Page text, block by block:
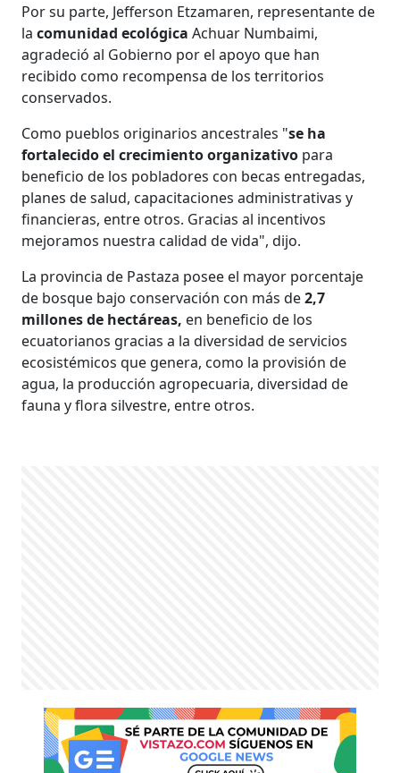
Por su parte, Jefferson Etzamaren, representante de
lacomunidad ecológica Achuar Numbaimi,
agradeció al Gobierno por el apoyo que han
recibido como recompensa de los territorios
conservados.
Como pueblos originarios ancestrales "se ha
fortalecido el crecimiento organizativo para
beneficio de los pobladores con becas entregadas,
planes de salud, capacitaciones administrativas y
financieras, entre otros. Gracias al incentivos
mejoramos nuestra calidad de vida", dijo.
La provincia de Pastaza posee el mayor porcentaje
de bosque bajo conservación con más de2,7
millones de hectáreas, en beneficio de los
ecuatorianos gracias a la diversidad de servicios
ecosistémicos que genera, como la provisión de
agua, la producción agropecuaria, diversidad de
fauna y flora silvestre, entre otros.